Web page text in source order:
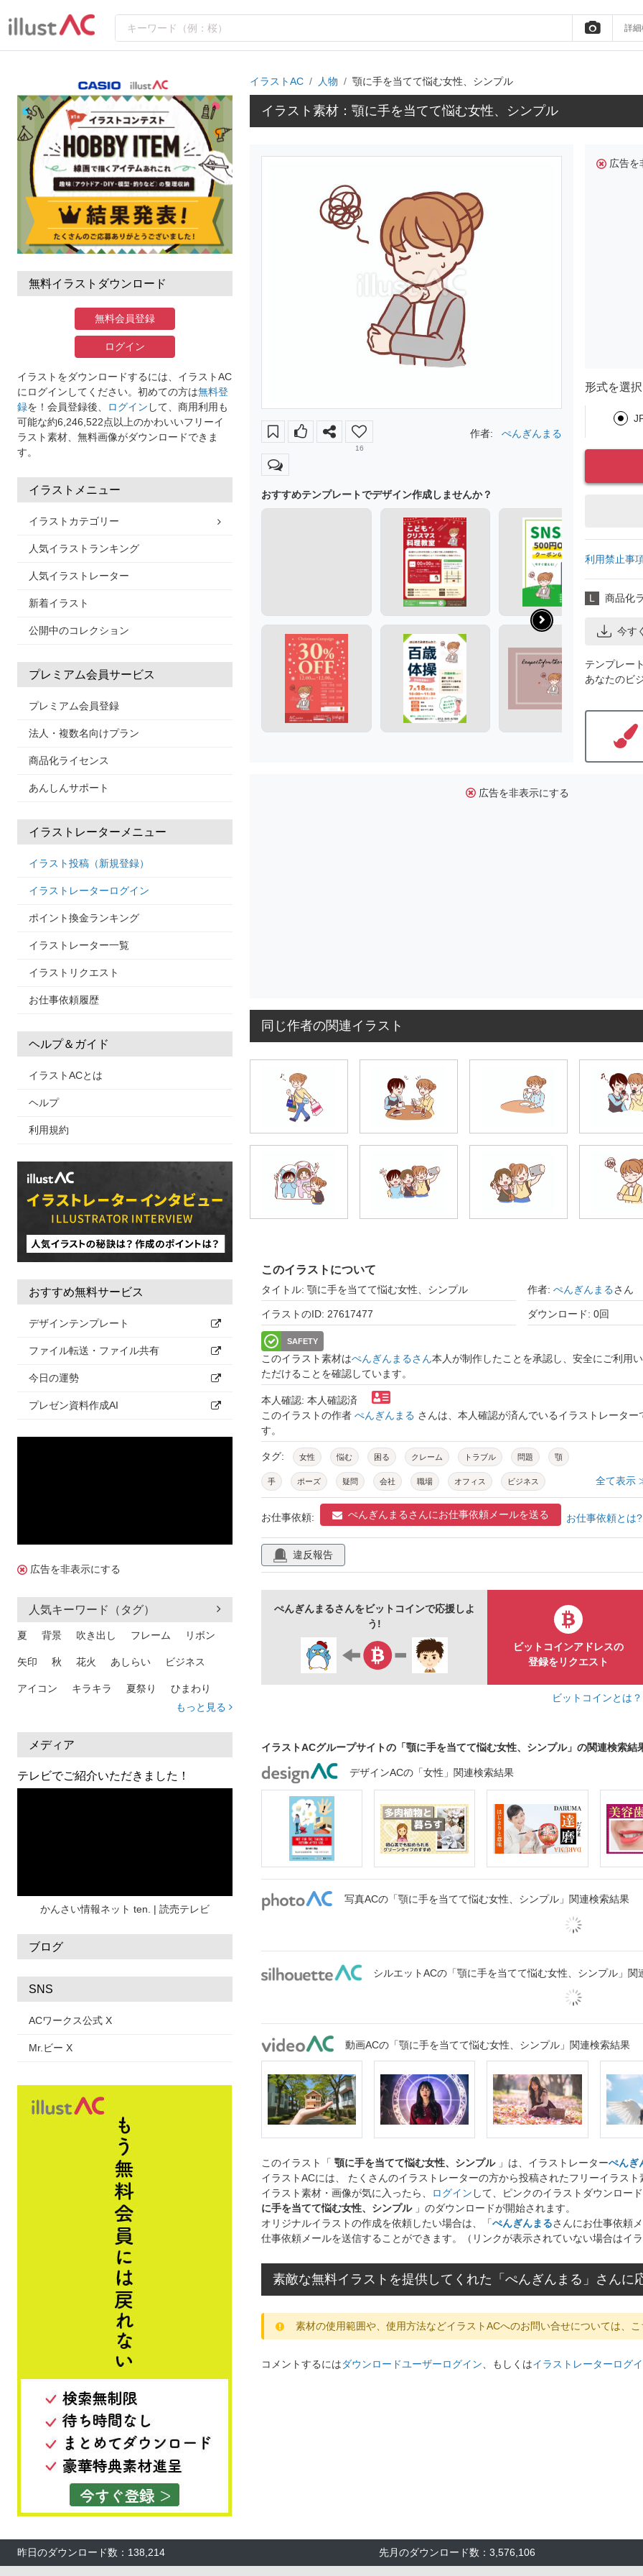
詳細
無料イラストダウンロード
無料会員登録
ログイン
イラストをダウンロードするには、イラストAC
にログインしてください。初めての方は無料登
録を！会員登録後、 ログイン して、商用利用も
可能な約6,246,522点以上のかわいいフリーイ
ラスト素材、無料画像がダウンロードできま
す。
イラストメニュー
イラストカテゴリー
人気イラストランキング
人気イラストレーター
新着イラスト
公開中のコレクション
プレミアム会員サービス
プレミアム会員登録
法人・複数名向けプラン
商品化ライセンス
あんしんサポート
イラストレーターメニュー
イラスト投稿（新規登録）
イラストレーターログイン
ポイント換金ランキング
イラストレーター一覧
イラストリクエスト
お仕事依頼履歴
ヘルプ＆ガイド
イラストACとは
ヘルプ
利用規約
おすすめ無料サービス
デザインテンプレート
ファイル転送・ファイル共有
今日の運勢
プレゼン資料作成AI
広告を非表示にする
人気キーワード（タグ）
夏 背景 吹き出し フレーム リボン
矢印 秋 花火 あしらい ビジネス
アイコン キラキラ 夏祭り ひまわり
熱中症
人物 暑中見舞い
日本地図 海
もっと見る
メディア
テレビでご紹介いただきました！
かんさい情報ネット ten. | 読売テレビ
ブログ
SNS
ACワークス公式 X
Mr.ビー X
イラストAC 人物 顎に手を当てて悩む女性、シンプル
イラスト素材：顎に手を当てて悩む女性、シンプル
16
作者: ぺんぎんまる
おすすめテンプレートでデザイン作成しませんか？
広告を
形式を選
利用禁止事
L 商品化
今す
テンプレー
あなたのビ
広告を非表示にする
同じ作者の関連イラスト
このイラストについて
タイトル: 顎に手を当てて悩む女性、シンプル 作者: ぺんぎんまるさん
イラストのID: 27617477 ダウンロード: 0回
SAFETY
このイラスト素材はぺんぎんまるさん本人が制作したことを承認し、安全にご利用い
ただけることを確認しています。
本人確認: 本人確認済
このイラストの作者 ぺんぎんまる さんは、本人確認が済んでいるイラストレーター
す。
タグ: 女性 悩む 困る クレーム トラブル 問題 顎
手 ポーズ 疑問 会社 職場 オフィス ビジネス
スーツ 人物 表情 日常 生活 シンプル
全て表示
お仕事依頼: ぺんぎんまるさんにお仕事依頼メールを送る お仕事依頼とは?
違反報告
ぺんぎんまるさんをビットコインで応援しよ
う!
ビットコインアドレスの
登録をリクエスト
ビットコインとは？
イラストACグループサイトの「顎に手を当てて悩む女性、シンプル」の関連検索結
デザインACの「女性」関連検索結果
写真ACの「顎に手を当てて悩む女性、シンプル」関連検索結果
シルエットACの「顎に手を当てて悩む女性、シンプル」関
動画ACの「顎に手を当てて悩む女性、シンプル」関連検索結果
このイラスト「 顎に手を当てて悩む女性、シンプル」は、イラストレーターぺんぎ
イラストACには、 たくさんのイラストレーターの方から投稿されたフリーイラス
イラスト素材・画像が気に入ったら、
ログイン して、ピンクのイラストダウンロー
に手を当てて悩む女性、シンプル」のダウンロードが開始されます。
オリジナルイラストの作成を依頼したい場合は、「ぺんぎんまるさんにお仕事依頼
仕事依頼メールを送信することができます。（リンクが表示されていない場合はイ
素敵な無料イラストを提供してくれた「ぺんぎんまる」さんに
素材の使用範囲や、使用方法などイラストACへのお問い合せについては、
コメントするにはダウンロードユーザーログイン 、もしくはイラストレーターログ
昨日のダウンロード数：138,214 先月のダウンロード数：3,576,106